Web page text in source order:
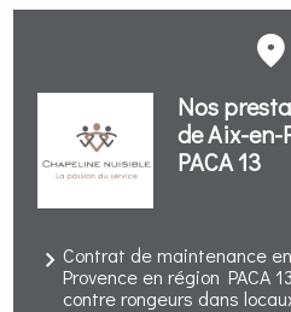
Nos
de Aix-en-
PACA 13
Contrat de maintenance
Provence en région PACA
contre rongeurs dans